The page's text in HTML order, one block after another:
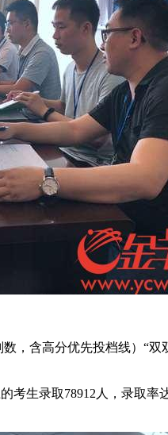
含高分优先投档线）“双
生录取78912人，录取